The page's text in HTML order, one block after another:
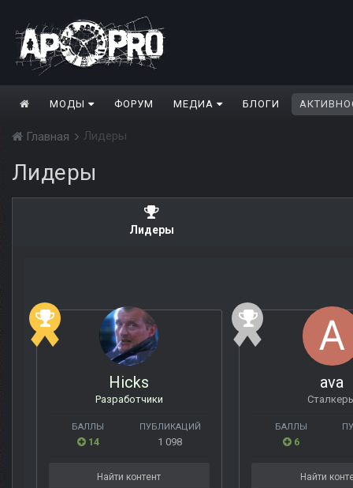
МОДЫ ФОРУМ МЕДИА БЛОГИ
Главная Лидеры
Лидеры
Лидеры
Hicks
Разработчики
БАЛЛЫ
14
ПУБЛИКАЦИЙ
1 098
Найти контент
ava
БАЛЛЫ
6
Найти